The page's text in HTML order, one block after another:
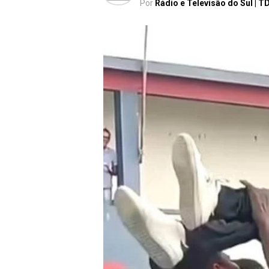
Por Rádio e Televisão do Sul |